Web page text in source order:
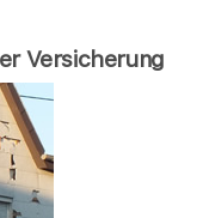
Versicherung